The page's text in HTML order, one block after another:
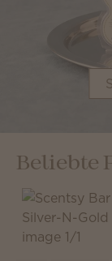
Beliebte